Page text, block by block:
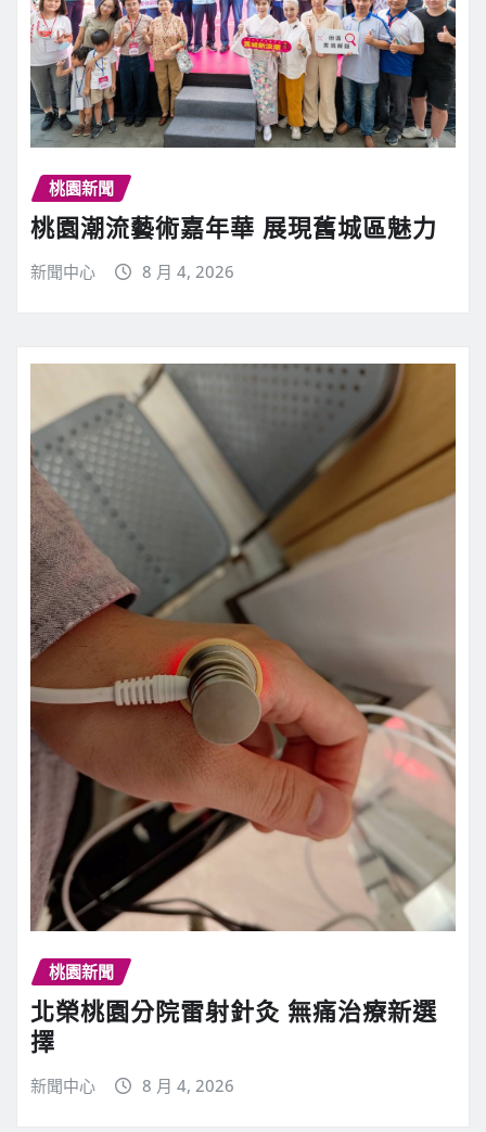
桃園新聞
桃園潮流藝術嘉年華 展現舊城區魅力
新聞中心 8 月 4, 2026
桃園新聞
北榮桃園分院雷射針灸 無痛治療新選
擇
新聞中心 8 月 4, 2026